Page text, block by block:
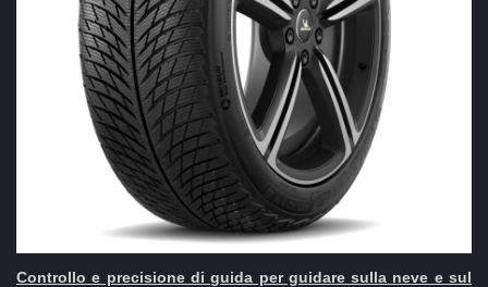
Controllo e precisione di guida per guidare sulla neve e sul